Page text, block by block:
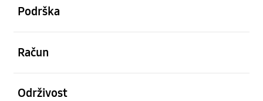
Podrška
Račun
Održivost